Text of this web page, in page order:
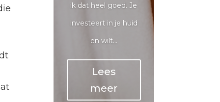
ik dat heel goed. Je
investeert in je huid
en wilt...
Lees
meer